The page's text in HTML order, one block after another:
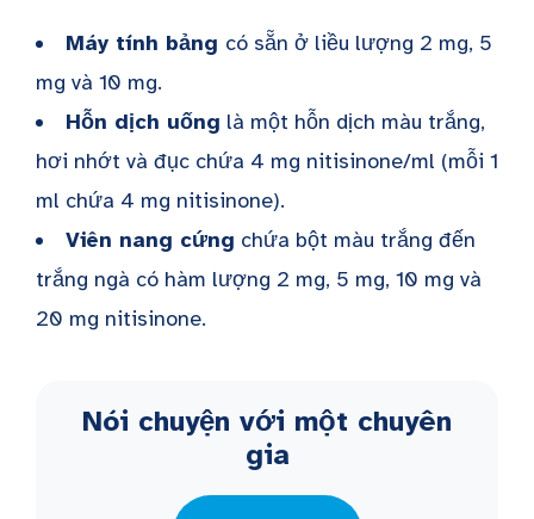
Máy tính bảng có sẵn ở liều lượng 2 mg, 5
mg và 10 mg.
Hỗn dịch uống là một hỗn dịch màu trắng,
hơi nhớt và đục chứa 4 mg nitisinone/ml (mỗi 1
ml chứa 4 mg nitisinone).
Viên nang cứng chứa bột màu trắng đến
trắng ngà có hàm lượng 2 mg, 5 mg, 10 mg và
20 mg nitisinone.
Nói chuyện với một chuyên
gia